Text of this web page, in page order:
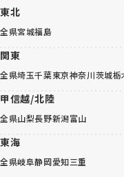
東北
全県宮城福島
関東
全県埼玉千葉東京神奈川茨城栃
甲信越/北陸
全県山梨長野新潟富山
東海
全県岐阜静岡愛知三重